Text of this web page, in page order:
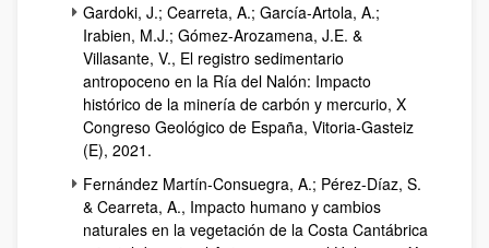
Gardoki, J.; Cearreta, A.; García-Artola, A.;
Irabien, M.J.; Gómez-Arozamena, J.E. &
Villasante, V., El registro sedimentario
antropoceno en la Ría del Nalón: Impacto
histórico de la minería de carbón y mercurio, X
Congreso Geológico de España, Vitoria-Gasteiz
(E), 2021.
Fernández Martín-Consuegra, A.; Pérez-Díaz, S.
& Cearreta, A., Impacto humano y cambios
naturales en la vegetación de la Costa Cantábrica